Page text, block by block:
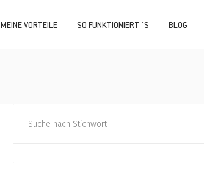
MEINE VORTEILE SO FUNKTIONIERT´S BLOG